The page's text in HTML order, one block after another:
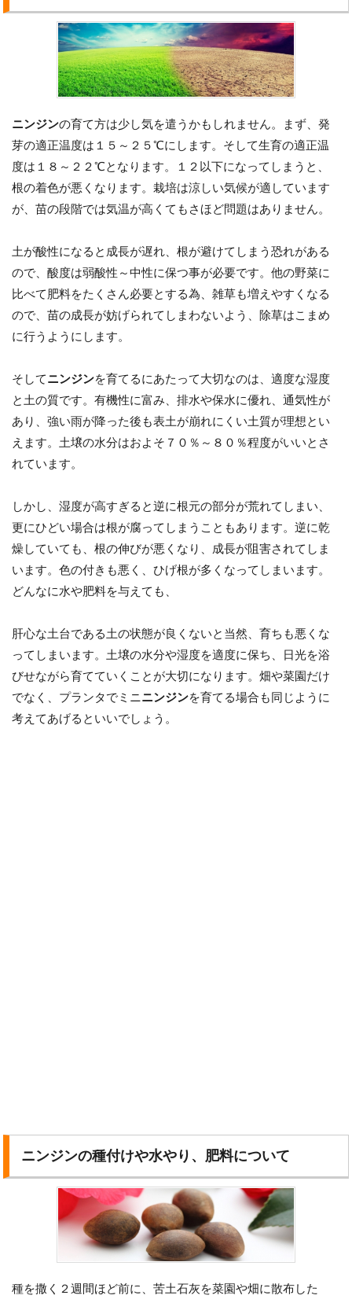
ニンジンの育て方は少し気を遣うかもしれません。まず、発
芽の適正温度は１５～２５℃にします。そして生育の適正温
度は１８～２２℃となります。１２以下になってしまうと、
根の着色が悪くなります。栽培は涼しい気候が適しています
が、苗の段階では気温が高くてもさほど問題はありません。
土が酸性になると成長が遅れ、根が避けてしまう恐れがある
ので、酸度は弱酸性～中性に保つ事が必要です。他の野菜に
比べて肥料をたくさん必要とする為、雑草も増えやすくなる
ので、苗の成長が妨げられてしまわないよう、除草はこまめ
に行うようにします。
そしてニンジンを育てるにあたって大切なのは、適度な湿度
と土の質です。有機性に富み、排水や保水に優れ、通気性が
あり、強い雨が降った後も表土が崩れにくい土質が理想とい
えます。土壌の水分はおよそ７０％～８０％程度がいいとさ
れています。
しかし、湿度が高すぎると逆に根元の部分が荒れてしまい、
更にひどい場合は根が腐ってしまうこともあります。逆に乾
燥していても、根の伸びが悪くなり、成長が阻害されてしま
います。色の付きも悪く、ひげ根が多くなってしまいます。
どんなに水や肥料を与えても、
肝心な土台である土の状態が良くないと当然、育ちも悪くな
ってしまいます。土壌の水分や湿度を適度に保ち、日光を浴
びせながら育てていくことが大切になります。畑や菜園だけ
でなく、プランタでミニニンジンを育てる場合も同じように
考えてあげるといいでしょう。
ニンジンの種付けや水やり、肥料について
種を撒く２週間ほど前に、苦土石灰を菜園や畑に散布した